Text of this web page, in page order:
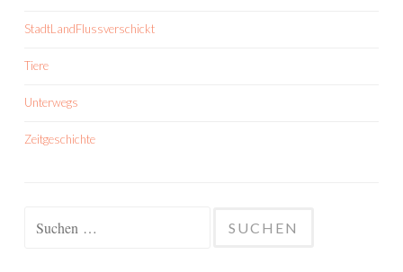
StadtLandFlussverschickt
Tiere
Unterwegs
Zeitgeschichte